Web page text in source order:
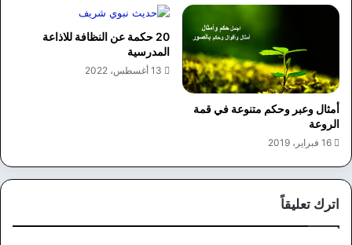
أمثال وعبر وحكم متنوعة في قمة
الروعة
16 فبراير، 2019
20 حكمة عن النظافة للاذاعة
المدرسية
13 أغسطس، 2022
اترك تعليقاً